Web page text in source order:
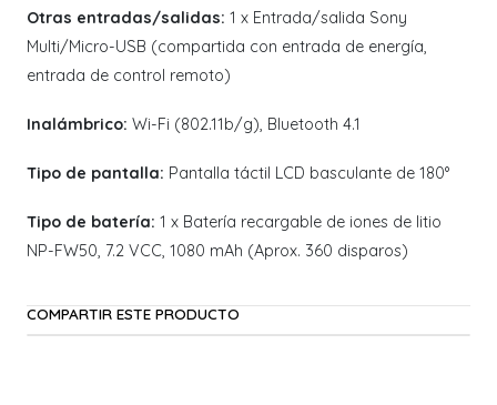
Otras entradas/salidas: 1 x Entrada/salida Sony
Multi/Micro-USB (compartida con entrada de energía,
entrada de control remoto)
Inalámbrico: Wi-Fi (802.11b/g), Bluetooth 4.1
Tipo de pantalla: Pantalla táctil LCD basculante de 180°
Tipo de batería: 1 x Batería recargable de iones de litio
NP-FW50, 7.2 VCC, 1080 mAh (Aprox. 360 disparos)
COMPARTIR ESTE PRODUCTO